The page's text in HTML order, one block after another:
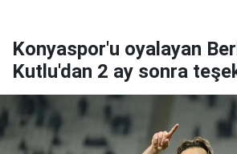
Konyaspor'u oyalayan
Kutlu'dan 2 ay sonra